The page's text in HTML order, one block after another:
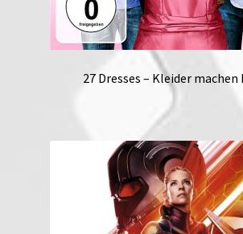
27 Dresses – Kleider machen